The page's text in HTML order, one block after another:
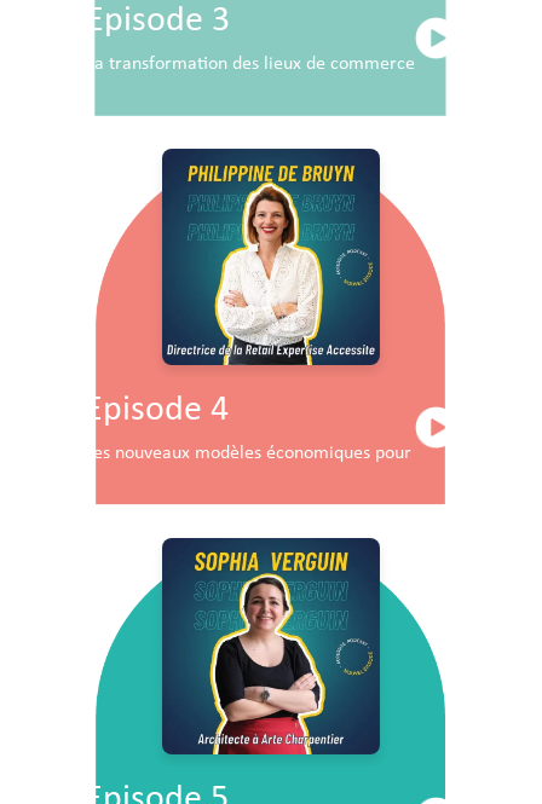
Episode 3
La transformation des lieux de commerce
Episode 4
Les nouveaux modèles économiques pour les centres